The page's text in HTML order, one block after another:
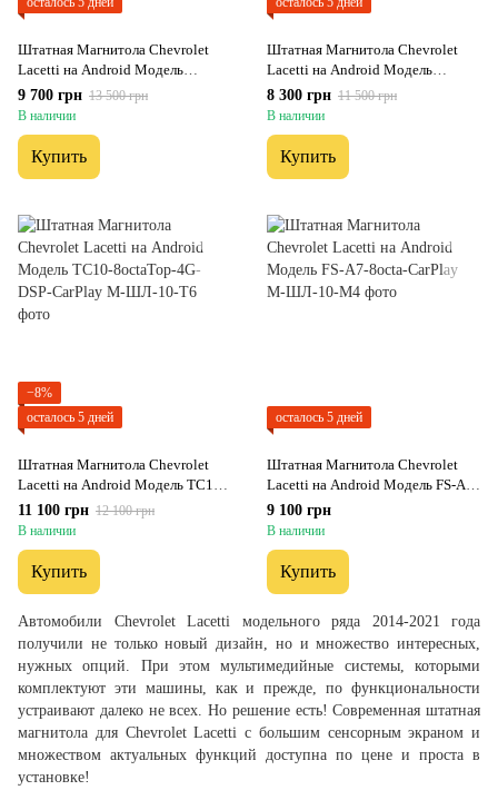
Штатная Магнитола Chevrolet
Lacetti на Android Модель
XYAuto-5760-8octa-4G-DSP-
CarPlay
9 700 грн 13 500 грн
В наличии
Купить
Штатная Магнитола Chevrolet
Lacetti на Android Модель
XYAuto-7212-8octa-CarPlay
8 300 грн 11 500 грн
В наличии
Купить
−8%
осталось 5 дней
Штатная Магнитола Chevrolet
Lacetti на Android Модель ТС10-
8octaTop-4G-DSP-CarPlay
11 100 грн 12 100 грн
В наличии
Купить
осталось 5 дней
Штатная Магнитола Chevrolet
Lacetti на Android Модель FS-A7-
8octa-CarPlay
9 100 грн
В наличии
Купить
Автомобили Chevrolet Lacetti модельного ряда 2014-2021 года
получили не только новый дизайн, но и множество интересных,
нужных опций. При этом мультимедийные системы, которыми
комплектуют эти машины, как и прежде, по функциональности
устраивают далеко не всех. Но решение есть! Современная штатная
магнитола для Chevrolet Lacetti с большим сенсорным экраном и
множеством актуальных функций доступна по цене и проста в
установке!